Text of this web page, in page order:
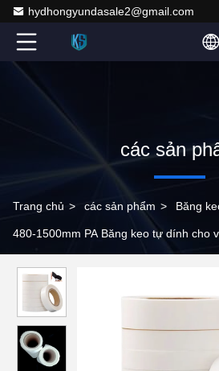
hydhongyundasale2@gmail.com
các sản
Trang chủ > các sản phẩm > Băng
480-1500mm PA Băng keo tự dính cho